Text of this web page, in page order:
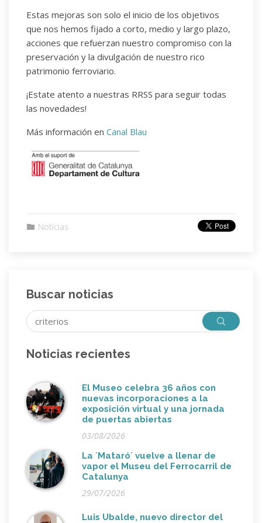
Estas mejoras son solo el inicio de los objetivos
que nos hemos fijado a corto, medio y largo plazo,
acciones que refuerzan nuestro compromiso con la
preservación y la divulgación de nuestro rico
patrimonio ferroviario.
¡Estate atento a nuestras RRSS para seguir todas
las novedades!
Más información en Canal Blau
Notícias
Buscar noticias
Noticias recientes
El Museo celebra 36 años con
nuevas incorporaciones a la
exposición virtual y una jornada
de puertas abiertas
03/08/2026
La ´Mataró´ vuelve a llenar de
vapor el Museu del Ferrocarril de
Catalunya
29/07/2026
Luis Ubalde, nuevo director del